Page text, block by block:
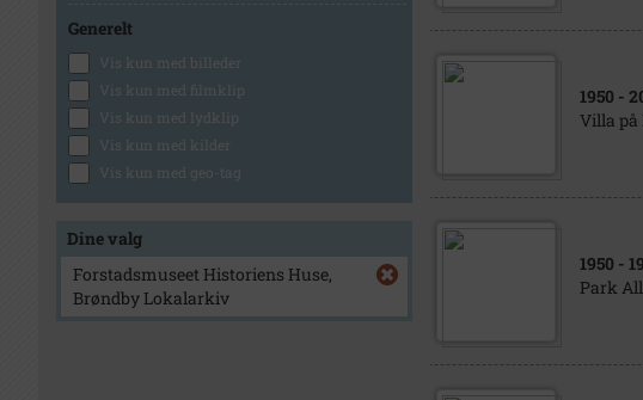
Generelt
Vis kun med billeder
Vis kun med filmklip
Vis kun med lydklip
Vis kun med kilder
Vis kun med geo-tag
Dine valg
Forstadsmuseet Historiens Huse,
Brøndby Lokalarkiv
1950 -
Villa på
1950 -
Park